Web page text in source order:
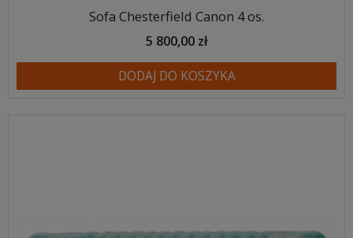
Sofa Chesterfield Canon 4 os.
5 800,00 zł
DODAJ DO KOSZYKA